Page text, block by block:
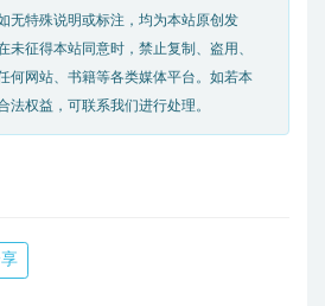
无特殊说明或标注，均为本站原创发
未征得本站同意时，禁止复制、盗用、
何网站、书籍等各类媒体平台。如若本
法权益，可联系我们进行处理。